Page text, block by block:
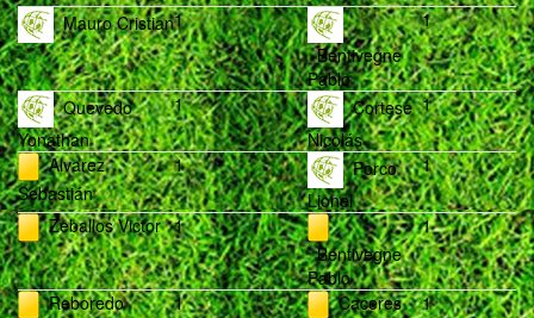
Mauro Cristian1
Bentivegne
Pablo
1
Quevedo
Yonathan
1
Cortese
Nicolás
1
Alvarez
Sebastián
1
Porco
Lionel
1
Zeballos Victor 1
Bentivegne
Pablo
1
Reboredo
1
Caceres
1